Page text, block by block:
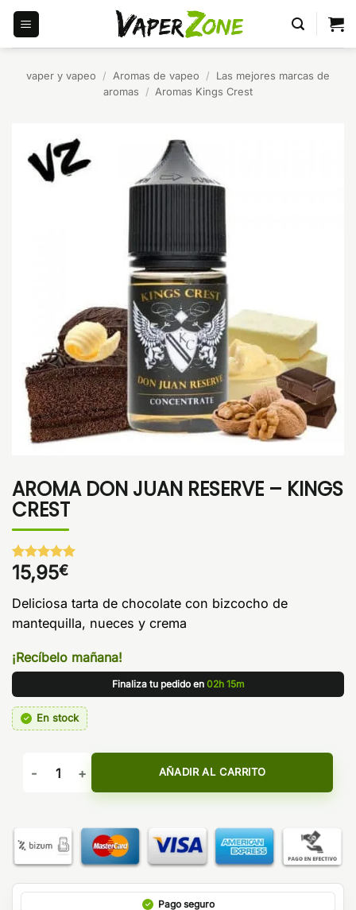
Saltar
contenido
vaper y vapeo / Aromas de vapeo /
Las mejores marcas de
aromas
/ Aromas Kings Crest
AROMA DON JUAN RESERVE – KINGS
CREST
Valorado
con 5de 5
1
valoración
de un
15,95€
Deliciosa tarta de chocolate con bizcocho de
mantequilla, nueces y crema
¡Recíbelo mañana!
Finaliza tu pedido en 02h 15m
En stock
AROMA DON JUAN RESERVE - KINGS CREST cantidad
AÑADIR AL CARRITO
Pago seguro